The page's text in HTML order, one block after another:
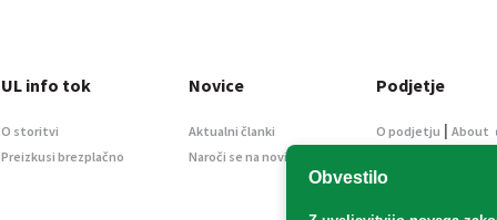
Obvestilo
UL info tok
O storitvi
Preizkusi brezplačno
Novice
Aktualni članki
Naroči se na novice
Podjetje
O podjetju | About
Informacije javnega